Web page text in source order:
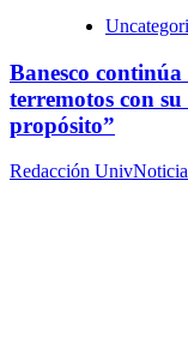
Banesco
terremotos con
propósito”
Redacción